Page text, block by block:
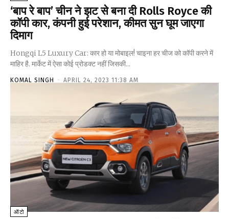
‘बाप रे बाप’ चीन ने झट से बना दी Rolls Royce की
कॉपी कार, कंपनी हुई परेशान, कीमत सुन घूम जाएगा
दिमाग
Hongqi L5 Luxury Car: कार हो या मोबाइल! चाइना हर चीज को कॉपी करने में
माहिर है. मार्केट में ऐसा कोई प्रोडक्ट नहीं जिसकी...
KOMAL SINGH - APRIL 24, 2023 11:38 AM
ऑटो